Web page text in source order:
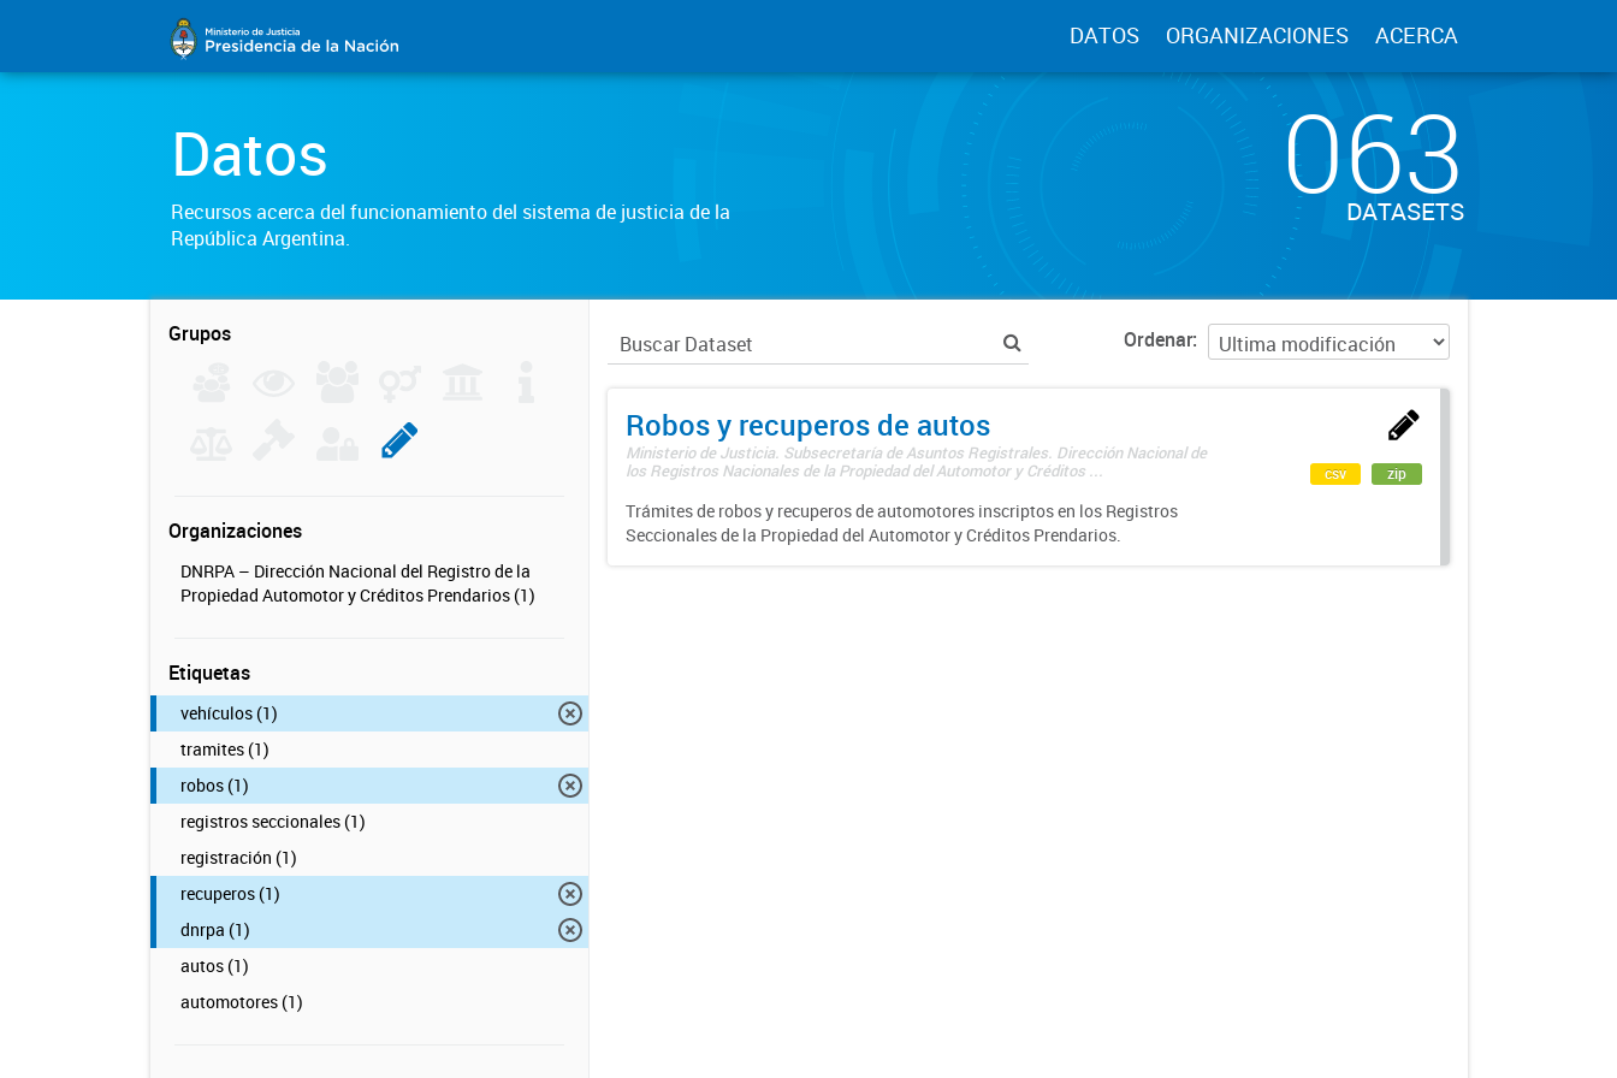
DATOS ORGANIZACIONES ACERCA
Datos
Recursos acerca del funcionamiento del sistema de justicia de la
República Argentina.
063
DATASETS
Grupos
Organizaciones
DNRPA – Dirección Nacional del Registro de la
Propiedad Automotor y Créditos Prendarios (1)
Etiquetas
vehículos (1)
tramites (1)
robos (1)
registros seccionales (1)
registración (1)
recuperos (1)
dnrpa (1)
autos (1)
automotores (1)
Ordenar
Robos y recuperos de autos
Ministerio de Justicia. Subsecretaría de Asuntos Registrales. Dirección Nacional de
los Registros Nacionales de la Propiedad del Automotor y Créditos ...
Trámites de robos y recuperos de automotores inscriptos en los Registros
Seccionales de la Propiedad del Automotor y Créditos Prendarios.
csv zip